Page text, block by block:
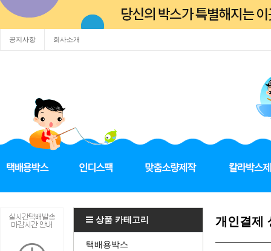
공지사항 회사소개
상품 카테고리
택배용박스
개인결제